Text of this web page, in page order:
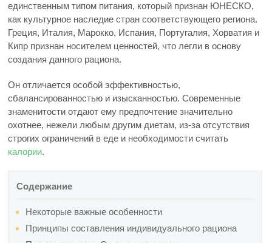
единственным типом питания, который признан ЮНЕСКО,
как культурное наследие стран соответствующего региона.
Греция, Италия, Марокко, Испания, Португалия, Хорватия и
Кипр признан носителем ценностей, что легли в основу
создания данного рациона.
Он отличается особой эффективностью,
сбалансированностью и изысканностью. Современные
знаменитости отдают ему предпочтение значительно
охотнее, нежели любым другим диетам, из-за отсутствия
строгих ограничений в еде и необходимости считать
калории.
Содержание
Некоторые важные особенности
Принципы составления индивидуального рациона